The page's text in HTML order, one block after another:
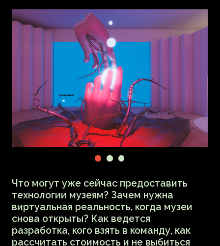
трендов и контент-менеджер команды
Phygital+, создатель самой большой
библиотеки нейронных сетей
для визуального и графического
контента AI Library, автор статей про
искусственный интеллект и новые
технологии в искусстве и бизнесе;
• Елена Мухаметова — медиахудожник,
дизайнер объемных инсталляций
для дополненной и виртуальной
реальности, AR-разработчик, в числе
последних проектов: AR-инсталляции
для выставки «Экспансия реальности»
в центре МАРС, Web AR-скульптуры
для NFT проекта-прогулки
по цифровому саду CHRYSALISM,
digital-тотем для метаверс-комнаты
Модератор: Мария Кобякова,
креативный директор мультимедийной
студии hptx, создающей современное
искусство на языке технологий AR, VR,
XR, Web и CG. Студия создала более 50
интерактивных инсталляций
для крупных брендов, фестивалей
и мероприятий в сфере бизнеса,